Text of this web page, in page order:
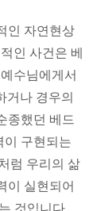
인 자연현상
인 사건은 베
수님에게서
거나 경우의
종했던 베드
이 구현되는
럼 우리의 삶
이 실현되어